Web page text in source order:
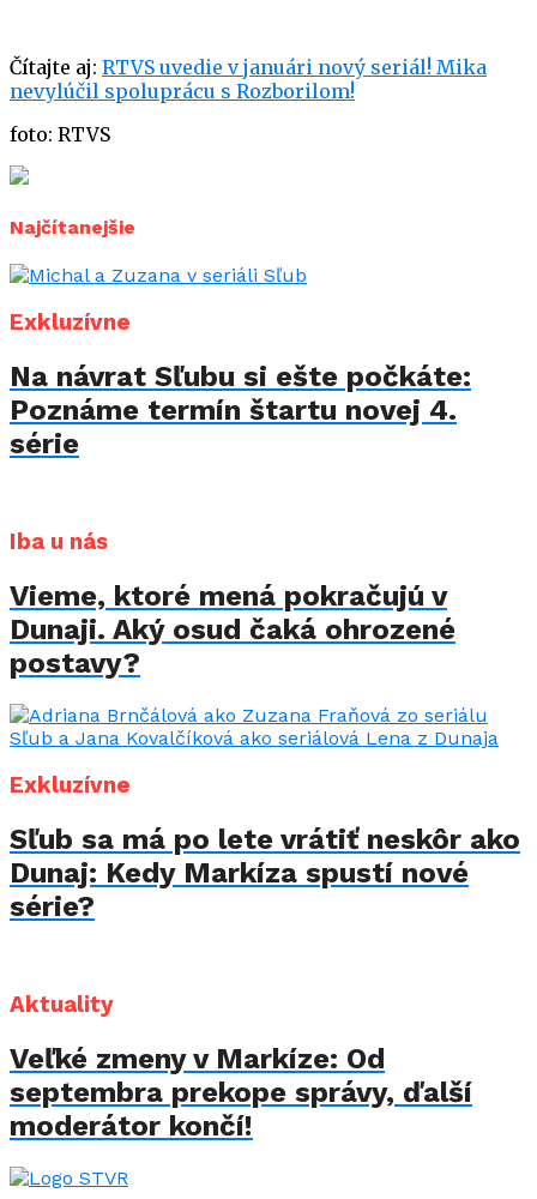
Čítajte aj: RTVS uvedie v januári nový seriál! Mika
nevylúčil spoluprácu s Rozborilom!
foto: RTVS
Najčítanejšie
Exkluzívne
Na návrat Sľubu si ešte počkáte:
Poznáme termín štartu novej 4.
série
Iba u nás
Vieme, ktoré mená pokračujú v
Dunaji. Aký osud čaká ohrozené
postavy?
Exkluzívne
Sľub sa má po lete vrátiť neskôr ako
Dunaj: Kedy Markíza spustí nové
série?
Aktuality
Veľké zmeny v Markíze: Od
septembra prekope správy, ďalší
moderátor končí!